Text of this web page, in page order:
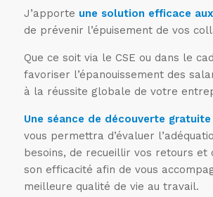
J’apporte une solution efficace
de prévenir l’épuisement de vos
Que ce soit via le CSE ou dans le
favoriser l’épanouissement des
à la réussite globale de votre
Une séance de découverte
vous permettra d’évaluer
besoins, de recueillir vos retours et
son efficacité afin de vous
meilleure qualité de vie au travail.